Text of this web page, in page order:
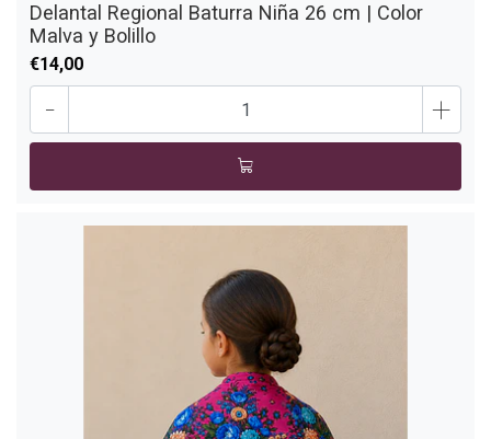
Delantal Regional Baturra Niña 26 cm | Color
Malva y Bolillo
€14,00
- +